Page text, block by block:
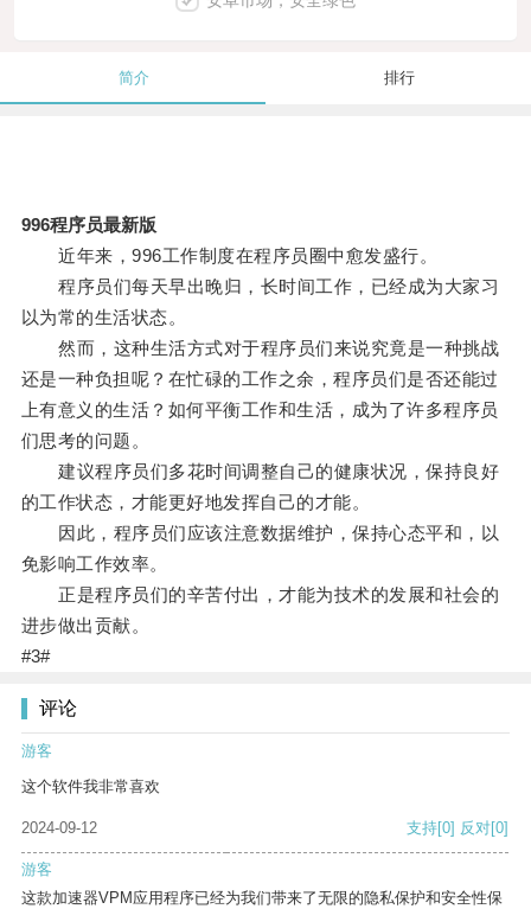
简介 排行
996程序员最新版
近年来，996工作制度在程序员圈中愈发盛行。
程序员们每天早出晚归，长时间工作，已经成为大家习
以为常的生活状态。
然而，这种生活方式对于程序员们来说究竟是一种挑战
还是一种负担呢？在忙碌的工作之余，程序员们是否还能过
上有意义的生活？如何平衡工作和生活，成为了许多程序员
们思考的问题。
建议程序员们多花时间调整自己的健康状况，保持良好
的工作状态，才能更好地发挥自己的才能。
因此，程序员们应该注意数据维护，保持心态平和，以
免影响工作效率。
正是程序员们的辛苦付出，才能为技术的发展和社会的
进步做出贡献。
#3#
评论
游客
这个软件我非常喜欢
2024-09-12 支持[0] 反对[0]
游客
这款加速器VPM应用程序已经为我们带来了无限的隐私保护和安全性保